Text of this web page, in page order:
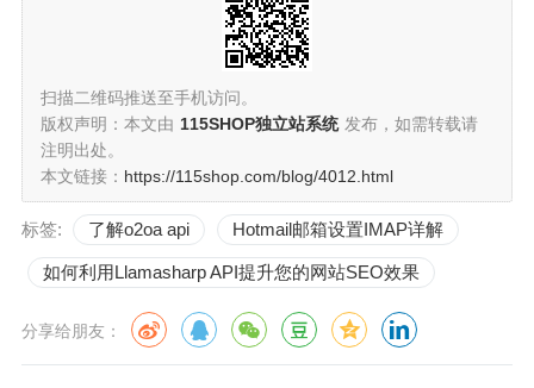
方式与邮件服务器通信时，可以选择使用端口587。
2. 端口465：SMTPS端口
端口465是SMTP over SSL（SMTPS）的默认端口。SMTPS
是SMTP的安全版本，它通过SSL/TLS加密邮件传输过程，
确保邮件内容的安全性。与端口587相比，端口465在整个
通信过程中都保持加密状态。
3. 端口22：SSH端口
虽然SSH（Secure Shell）主要用于远程登录和命令执行，
扫描二维码推送至手机访问。
版权声明：本文由 115SHOP独立站系统 发布，如需转载请
注明出处。
本文链接： https://115shop.com/blog/4012.html
标签: 了解o2oa api Hotmail邮箱设置IMAP详解
如何利用Llamasharp API提升您的网站SEO效果
分享给朋友：